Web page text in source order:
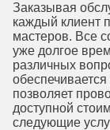
Заказывая
каждый клиент
мастеров. Все
уже долгое
различных
позволяет
доступной
следующие